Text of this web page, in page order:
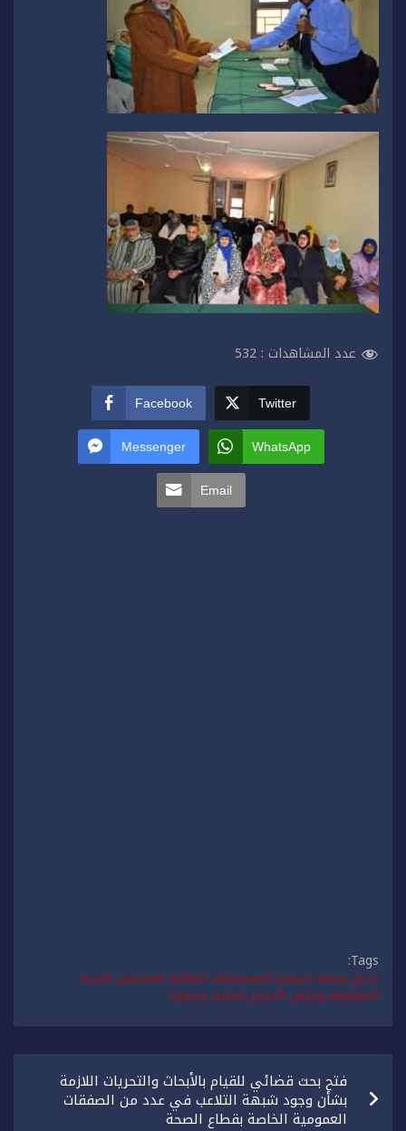
عدد المشاهدات : 532
Facebook Twitter
Messenger WhatsApp
Email
Tags:
تدبير عملية تسليم المستحقات المالية للمنتمين لاسرة
المقاومة وجيش التحرير باقليم خنيفرة
تصفّح
المقالاتفتح بحث قضائي للقيام بالأبحاث والتحريات اللازمة
بشأن وجود شبهة التلاعب في عدد من الصفقات
العمومية الخاصة بقطاع الصحة